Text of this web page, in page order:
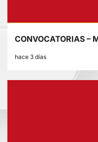
CONVOCATORIAS –
hace 3 días